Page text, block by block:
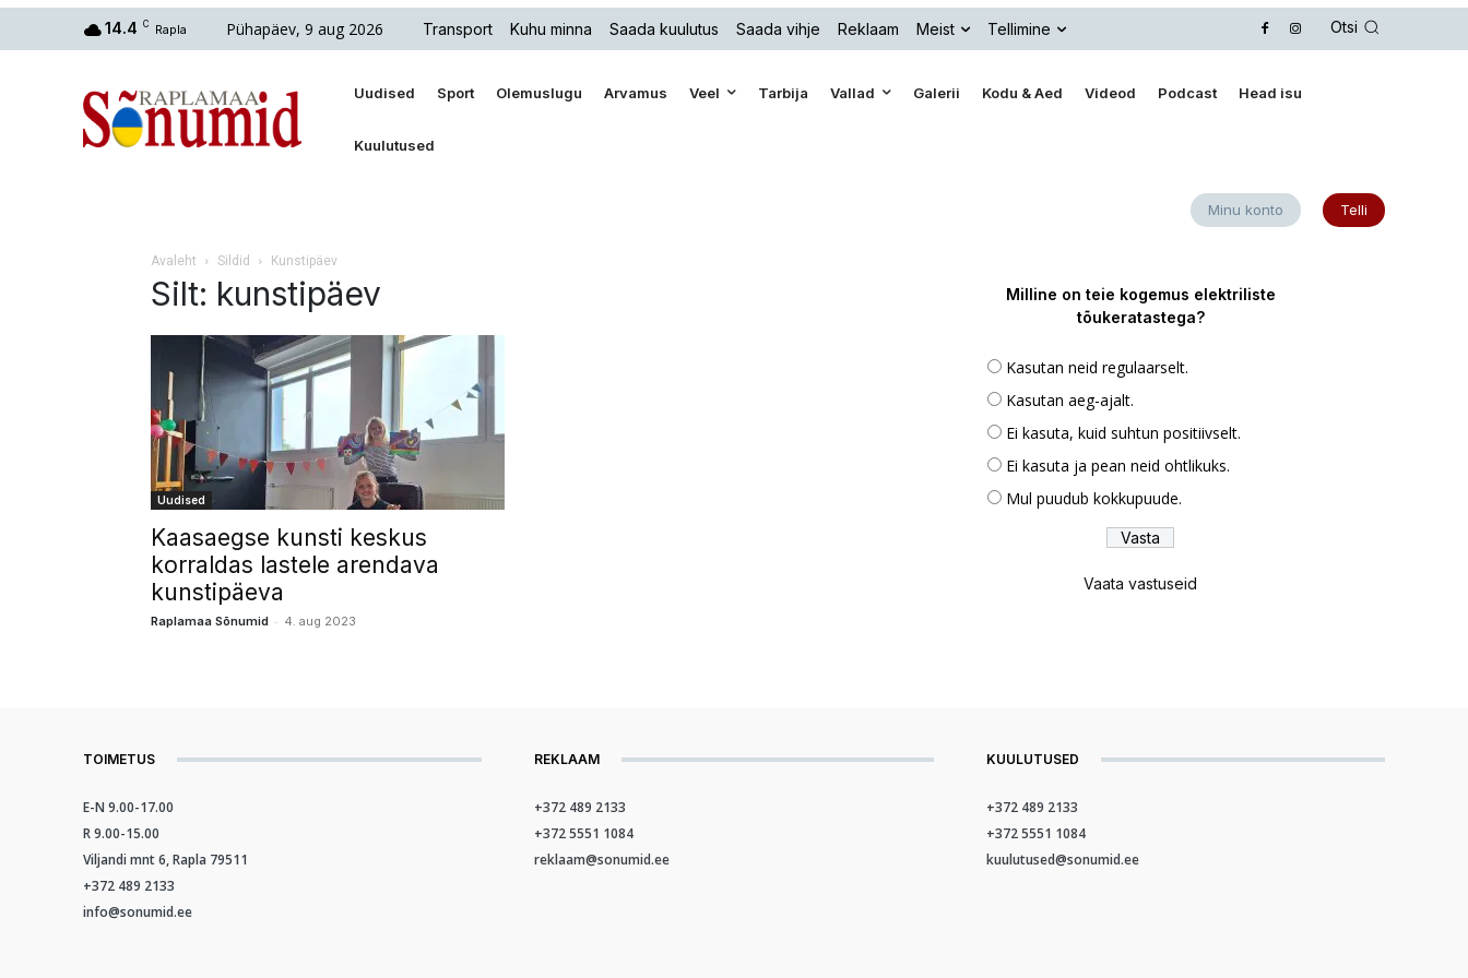
14.4 C Rapla Pühapäev, 9 aug 2026 Transport Kuhu minna Saada kuulutus Saada vihje Reklaam Meist Tellimine Otsi
Uudised Sport Olemuslugu Arvamus Veel Tarbija Vallad Galerii Kodu & Aed Videod Podcast Head isu
Kuulutused
Minu konto Telli
Avaleht Sildid Kunstipäev
Silt: kunstipäev
Uudised
Kaasaegse kunsti keskus
korraldas lastele arendava
kunstipäeva
Raplamaa Sõnumid - 4. aug 2023
Milline on teie kogemus elektriliste
tõukeratastega?
Kasutan neid regulaarselt.
Kasutan aeg-ajalt.
Ei kasuta, kuid suhtun positiivselt.
Ei kasuta ja pean neid ohtlikuks.
Mul puudub kokkupuude.
Vaata vastuseid
TOIMETUS
E-N 9.00-17.00
R 9.00-15.00
Viljandi mnt 6, Rapla 79511
+372 489 2133
info@sonumid.ee
REKLAAM
+372 489 2133
+372 5551 1084
reklaam@sonumid.ee
KUULUTUSED
+372 489 2133
+372 5551 1084
kuulutused@sonumid.ee